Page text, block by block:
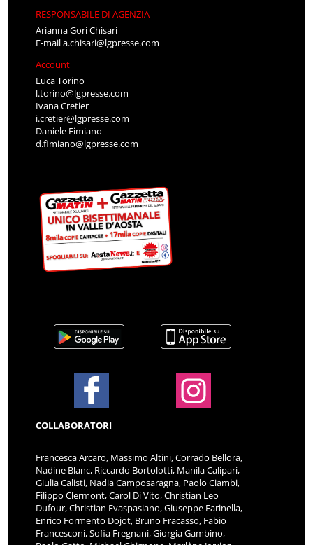
RESPONSABILE DI AGENZIA
Arianna Gori Chisari
E-maila.chisari@lgpresse.com
Account
Luca Torino
l.torino@lgpresse.com
Ivana Cretier
i.cretier@lgpresse.com
Daniele Fimiano
d.fimiano@lgpresse.com
COLLABORATORI
Francesca Arcaro, Massimo Altini, Corrado Bellora,
Nadine Blanc, Riccardo Bortolotti, Manila Calipari,
Giulia Calisti, Nadia Camposaragna, Paolo Ciambi,
Filippo Clermont, Carol Di Vito, Christian Leo
Dufour, Christian Evaspasiano, Giuseppe Farinella,
Enrico Formento Dojot, Bruno Fracasso, Fabio
Francesconi, Sofia Fregnani, Giorgia Gambino,